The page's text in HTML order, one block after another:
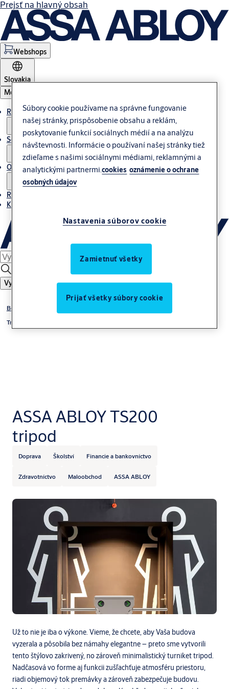
Prejsť na hlavný obsah
Webshops
Slovakia
Menu
Riešenie
Servis
O nás
Referencie
Kontakt
Vyhľadať
Bezpečnostné riadenie vstupu
Tripody
ASSA ABLOY TS200
tripod
Doprava Školství Financie a bankovníctvo
Zdravotníctvo Maloobchod ASSA ABLOY
Už to nie je iba o výkone. Vieme, že chcete, aby Vaša budova
vyzerala a pôsobila bez námahy elegantne – preto sme vytvorili
tento štýlovo zakrivený, no zároveň minimalistický turniket tripod.
Nadčasová vo forme aj funkcii zušľachťuje atmosféru priestoru,
riadi objemový tok premávky a zároveň zabezpečuje budovu.
Súbory cookie používame na správne fungovanie
našej stránky, prispôsobenie obsahu a reklám,
poskytovanie funkcií sociálnych médií a na analýzu
návštevnosti. Informácie o používaní našej stránky tiež
zdieľame s našimi sociálnymi médiami, reklamnými a
analytickými partnermi.cookies oznámenie o ochrane
osobných údajov
Nastavenia súborov cookie
Zamietnuť všetky
Prijať všetky súbory cookie